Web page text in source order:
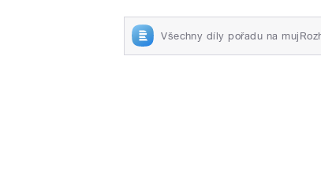
Všechny díly pořadu na